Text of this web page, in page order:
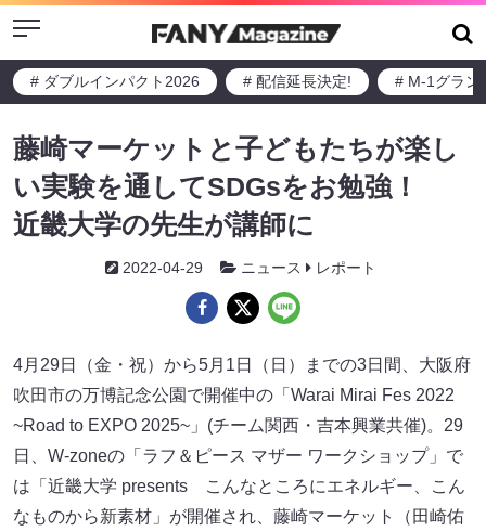
Menu
# ダブルインパクト2026 # 配信延長決定! # M-1グラン
藤崎マーケットと子どもたちが楽し
い実験を通してSDGsをお勉強！
近畿大学の先生が講師に
2022-04-29 ニュース レポート
4月29日（金・祝）から5月1日（日）までの3日間、大阪府
吹田市の万博記念公園で開催中の「Warai Mirai Fes 2022
~Road to EXPO 2025~」(チーム関西・吉本興業共催)。29
日、W-zoneの「ラフ＆ピース マザー ワークショップ」で
は「近畿大学 presents こんなところにエネルギー、こん
なものから新素材」が開催され、藤崎マーケット（田崎佑